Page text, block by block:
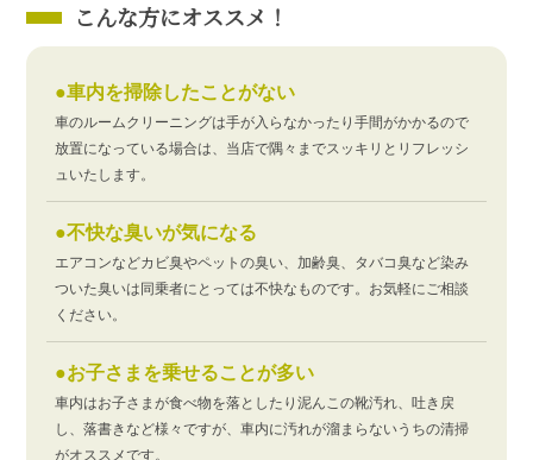
こんな方にオススメ！
●車内を掃除したことがない
車のルームクリーニングは手が入らなかったり手間がかかるので
放置になっている場合は、当店で隅々までスッキリとリフレッシ
ュいたします。
●不快な臭いが気になる
エアコンなどカビ臭やペットの臭い、加齢臭、タバコ臭など染み
ついた臭いは同乗者にとっては不快なものです。お気軽にご相談
ください。
●お子さまを乗せることが多い
車内はお子さまが食べ物を落としたり泥んこの靴汚れ、吐き戻
し、落書きなど様々ですが、車内に汚れが溜まらないうちの清掃
がオススメです。